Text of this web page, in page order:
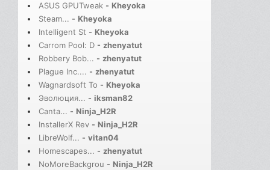
ASUS GPUTweak - Kheyoka
Steam... - Kheyoka
Intelligent St - Kheyoka
Carrom Pool: D - zhenyatut
Robbery Bob... - zhenyatut
Plague Inc.... - zhenyatut
Wagnardsoft To - Kheyoka
Эволюция... - iksman82
Canta... - Ninja_H2R
InstallerX Rev - Ninja_H2R
LibreWolf... - vitan04
Homescapes... - zhenyatut
NoMoreBackgrou - Ninja_H2R